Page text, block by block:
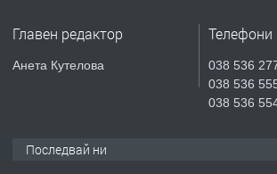
Къртене на бетон!
Главен редактор
Анета Кутелова
Телефони
038 536
038 536
038 536
Последвай ни